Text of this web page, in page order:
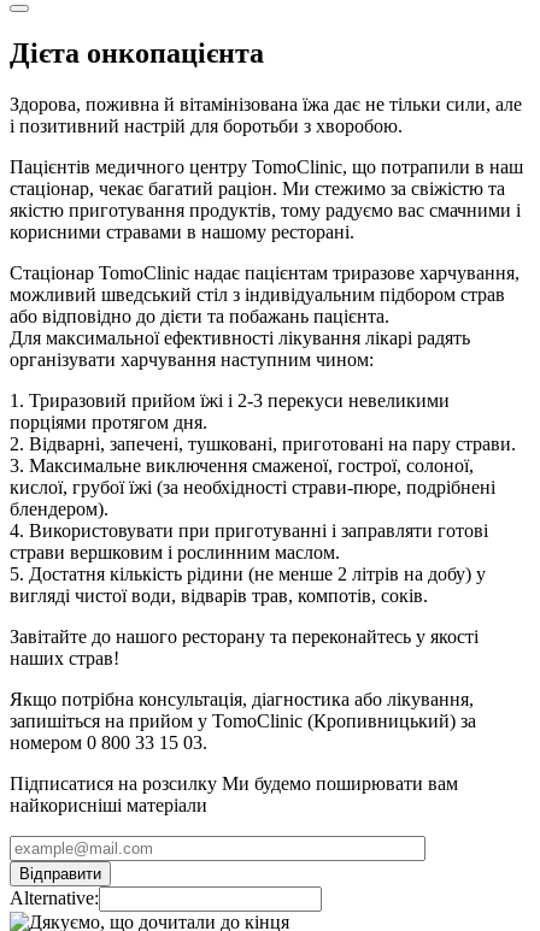
Дієта онкопацієнта
Здорова, поживна й вітамінізована їжа дає не тільки сили, але
і позитивний настрій для боротьби з хворобою.
Пацієнтів медичного центру TomoClinic, що потрапили в наш
стаціонар, чекає багатий раціон. Ми стежимо за свіжістю та
якістю приготування продуктів, тому радуємо вас смачними і
корисними стравами в нашому ресторані.
Стаціонар TomoClinic надає пацієнтам триразове харчування,
можливий шведський стіл з індивідуальним підбором страв
або відповідно до дієти та побажань пацієнта.
Для максимальної ефективності лікування лікарі радять
організувати харчування наступним чином:
1. Триразовий прийом їжі і 2-3 перекуси невеликими
порціями протягом дня.
2. Відварні, запечені, тушковані, приготовані на пару страви.
3. Максимальне виключення смаженої, гострої, солоної,
кислої, грубої їжі (за необхідності страви-пюре, подрібнені
блендером).
4. Використовувати при приготуванні і заправляти готові
страви вершковим і рослинним маслом.
5. Достатня кількість рідини (не менше 2 літрів на добу) у
вигляді чистої води, відварів трав, компотів, соків.
Завітайте до нашого ресторану та переконайтесь у якості
наших страв!
Якщо потрібна консультація, діагностика або лікування,
запишіться на прийом у TomoClinic (Кропивницький) за
номером 0 800 33 15 03.
Підписатися на розсилку Ми будемо поширювати вам
найкорисніші матеріали
Alternative: